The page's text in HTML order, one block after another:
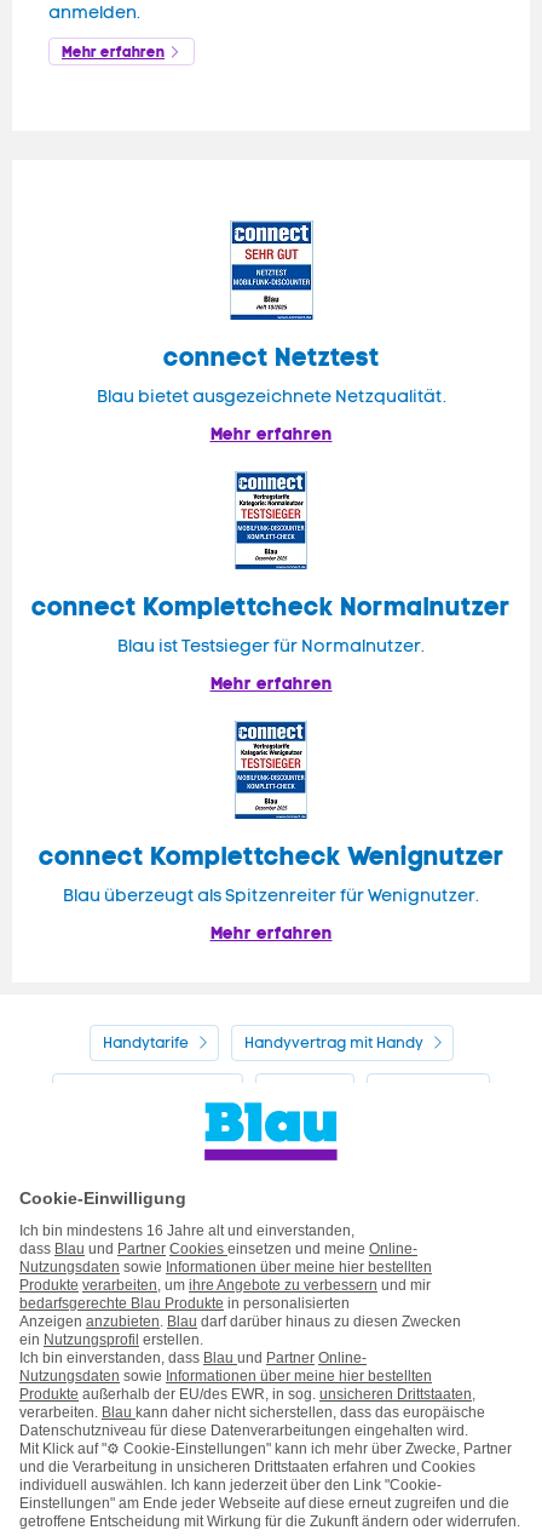
anmelden.
Mehr erfahren
connect Netztest
Blau bietet ausgezeichnete Netzqualität.
Mehr erfahren
connect Komplettcheck Normalnutzer
Blau ist Testsieger für Normalnutzer.
Mehr erfahren
connect Komplettcheck Wenignutzer
Blau überzeugt als Spitzenreiter für Wenignutzer.
Mehr erfahren
Handytarife Handyvertrag mit Handy
Handyvertrag ohne Handy
Kontakt Impressum AGB & Pflichtinformationen
Hinweise ElektroG/BattG Datenschutz
Barrierefreiheit Karriere Cookie-Einstellungen
Kooperations- & Werbepartner Vertrag widerrufen
Vertrag kündigen